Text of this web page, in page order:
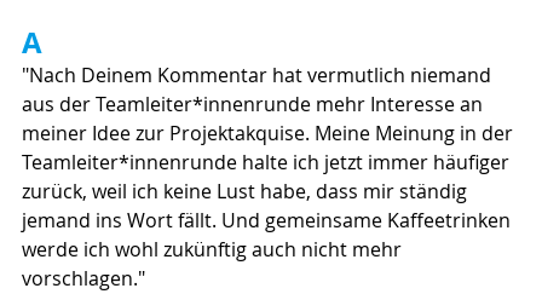
A
"Nach Deinem Kommentar hat vermutlich niemand
aus der Teamleiter*innenrunde mehr Interesse an
meiner Idee zur Projektakquise. Meine Meinung in der
Teamleiter*innenrunde halte ich jetzt immer häufiger
zurück, weil ich keine Lust habe, dass mir ständig
jemand ins Wort fällt. Und gemeinsame Kaffeetrinken
werde ich wohl zukünftig auch nicht mehr
vorschlagen."